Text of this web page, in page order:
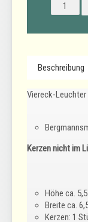
Beschreibung
Viereck-
Kerzen nicht im
Höhe ca.
Breite ca.
Kerzen: 1